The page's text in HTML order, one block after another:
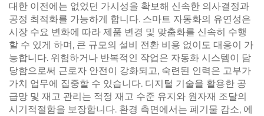
대한 이전에는 없었던 가시성을 확보해 신속한 의사결정과
공정 최적화를 가능하게 합니다. 스마트 자동화의 유연성은
시장 수요 변화에 따라 제품 변경 및 맞춤화를 신속히 수행
할 수 있게 하며, 큰 규모의 설비 전환 비용 없이도 대응이 가
능합니다. 위험하거나 반복적인 작업은 자동화 시스템이 담
당함으로써 근로자 안전이 강화되고, 숙련된 인력은 고부가
가치 업무에 집중할 수 있습니다. 디지털 기술을 활용한 공
급망 및 재고 관리는 적정 재고 수준 유지와 원자재 조달의
시기적절함을 보장합니다. 환경 측면에서는 폐기물 감소, 에